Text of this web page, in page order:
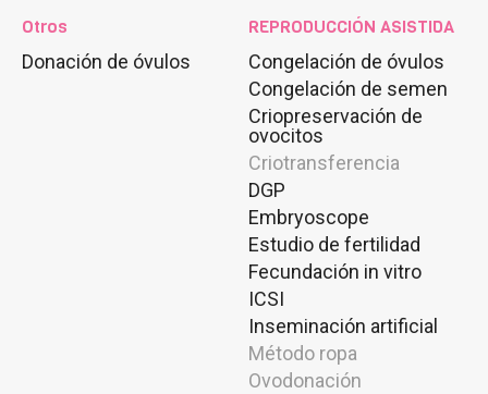
Otros
Donación de óvulos
REPRODUCCIÓN ASISTIDA
Congelación de óvulos
Congelación de semen
Criopreservación de
ovocitos
Criotransferencia
DGP
Embryoscope
Estudio de fertilidad
Fecundación in vitro
ICSI
Inseminación artificial
Método ropa
Ovodonación